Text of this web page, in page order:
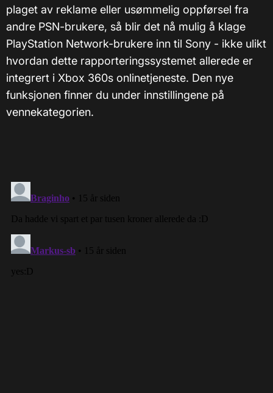
plaget av reklame eller usømmelig oppførsel fra
andre PSN-brukere, så blir det nå mulig å klage
PlayStation Network-brukere inn til Sony - ikke ulikt
hvordan dette rapporteringssystemet allerede er
integrert i Xbox 360s onlinetjeneste. Den nye
funksjonen finner du under innstillingene på
vennekategorien.